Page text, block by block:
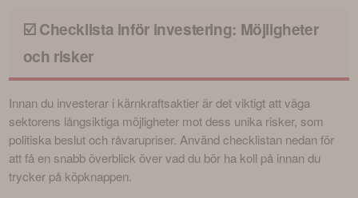
☑️ Checklista inför investering: Möjligheter
och risker
Innan du investerar i kärnkraftsaktier är det viktigt att väga
sektorens långsiktiga möjligheter mot dess unika risker, som
politiska beslut och råvarupriser. Använd checklistan nedan för
att få en snabb överblick över vad du bör ha koll på innan du
trycker på köpknappen.